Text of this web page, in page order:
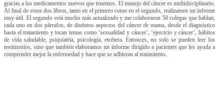
gracias a los medicamentos nuevos que tenemos. El manejo del cáncer es multidisciplinario.
Al final de estos dos libros, tanto en el primero como en el segundo, realizamos un informe
muy útil. El segundo está mucho más actualizado y me colaboraron 50 colegas que hablan,
cada uno en dos párrafos, de distintos aspectos del cáncer de mama, desde el diagnóstico
hasta el tratamiento y tocan temas como ‘sexualidad y cáncer’, ‘ejercicio y cáncer’, hábitos
de vida saludable, psiquiatría, psicología, etcétera. Entonces, no solo se pueden leer los
testimonios, sino que también elaboramos un informe dirigido a pacientes que les ayuda a
comprender mejor la enfermedad y hace que se adhieran al tratamiento.